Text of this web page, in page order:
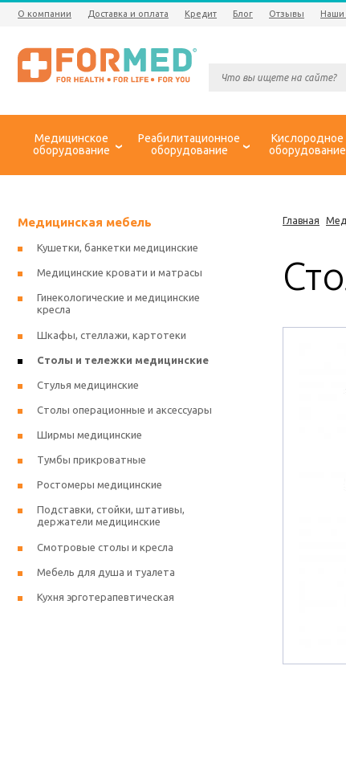
О компании Доставка и оплата Кредит Блог Отзывы Наши
Медицинское
оборудование
Реабилитационное
оборудование
Кислородное
оборудование
Главная
Медицинская мебель
Кушетки, банкетки медицинские
Медицинские кровати и матрасы
Гинекологические и медицинские
кресла
Шкафы, стеллажи, картотеки
Столы и тележки медицинские
Стулья медицинские
Столы операционные и аксессуары
Ширмы медицинские
Тумбы прикроватные
Ростомеры медицинские
Подставки, стойки, штативы,
держатели медицинские
Смотровые столы и кресла
Мебель для душа и туалета
Кухня эрготерапевтическая